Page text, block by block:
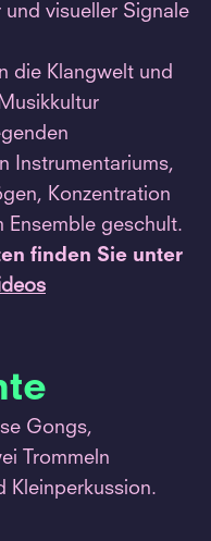
und visueller Signale
die Klangwelt und
Instrumentariums,
Konzentration
Ensemble geschult.
finden Sie unter
Gongs,
Trommeln
Kleinperkussion.